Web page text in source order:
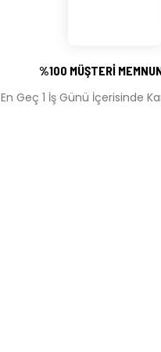
%100 MÜŞTERİ
En Geç 1 İş Günü İçerisinde